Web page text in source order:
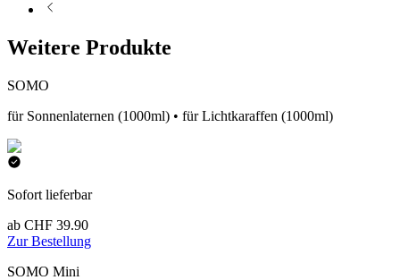
Weitere Produkte
SOMO
für Sonnenlaternen (1000ml) • für Lichtkaraffen (1000ml)
Sofort lieferbar
ab CHF 39.90
Zur Bestellung
SOMO Mini